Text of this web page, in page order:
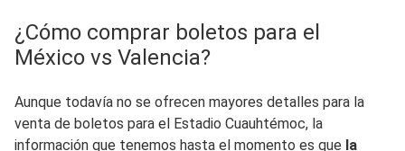
¿Cómo comprar boletos para el
México vs Valencia?
Aunque todavía no se ofrecen mayores detalles para la
venta de boletos para el Estadio Cuauhtémoc, la
información que tenemos hasta el momento es que la